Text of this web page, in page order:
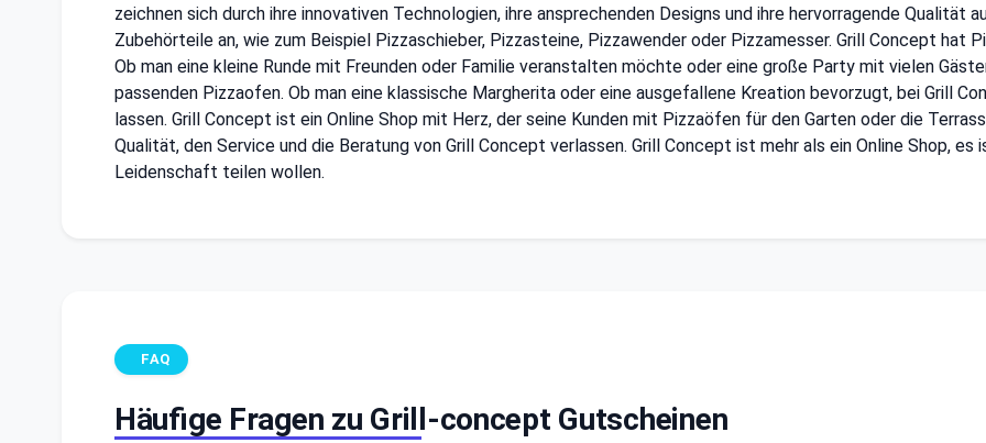
zeichnen sich durch ihre innovativen Technologien, ihre ansprechenden Designs und ihre hervorragende Qualität
Zubehörteile an, wie zum Beispiel Pizzaschieber, Pizzasteine, Pizzawender oder Pizzamesser. Grill Concept hat
Ob man eine kleine Runde mit Freunden oder Familie veranstalten möchte oder eine große Party mit vielen
passenden Pizzaofen. Ob man eine klassische Margherita oder eine ausgefallene Kreation bevorzugt, bei Grill
lassen. Grill Concept ist ein Online Shop mit Herz, der seine Kunden mit Pizzaöfen für den Garten oder die
Qualität, den Service und die Beratung von Grill Concept verlassen. Grill Concept ist mehr als ein Online Shop,
Leidenschaft teilen wollen.
FAQ
Häufige Fragen zu Grill-concept Gutscheinen